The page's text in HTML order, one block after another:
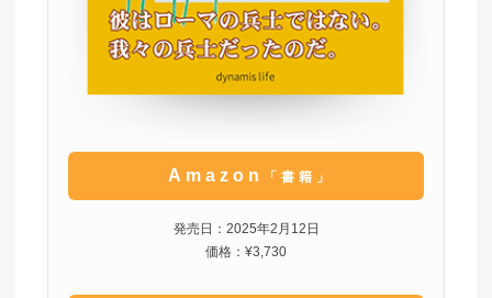
Amazon 「書籍」
発売日：2025年2月12日
価格：¥3,730